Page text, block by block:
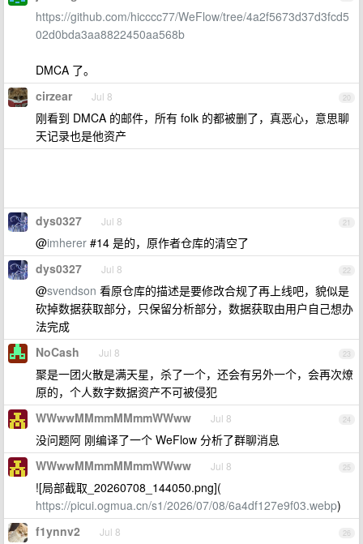
https://github.com/hicccc77/WeFlow/tree/4a2f5673d37d3fcd5
02d0bda3aa8822450aa568b
DMCA 了。
20
cirzear Jul 8
刚看到 DMCA 的邮件，所有 folk 的都被删了，真恶心，意思聊
天记录也是他资产
21
dys0327 Jul 8
@imherer #14 是的，原作者仓库的清空了
22
dys0327 Jul 8
@svendson 看原仓库的描述是要修改合规了再上线吧，貌似是
砍掉数据获取部分，只保留分析部分，数据获取由用户自己想办
法完成
23
NoCash Jul 8
聚是一团火散是满天星，杀了一个，还会有另外一个，会再次燎
原的，个人数字数据资产不可被侵犯
24
WWwwMMmmMMmmWWww Jul 8
没问题阿 刚编译了一个 WeFlow 分析了群聊消息
25
WWwwMMmmMMmmWWww Jul 8
![局部截取_20260708_144050.png](
https://picui.ogmua.cn/s1/2026/07/08/6a4df127e9f03.webp)
26
f1ynnv2 Jul 8